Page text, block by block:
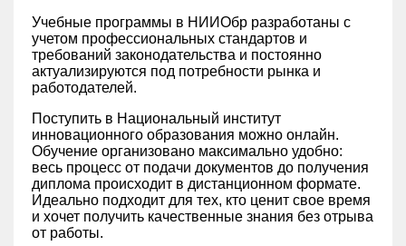
Учебные программы в НИИОбр разработаны с
учетом профессиональных стандартов и
требований законодательства и постоянно
актуализируются под потребности рынка и
работодателей.
Поступить в Национальный институт
инновационного образования можно онлайн.
Обучение организовано максимально удобно:
весь процесс от подачи документов до получения
диплома происходит в дистанционном формате.
Идеально подходит для тех, кто ценит свое время
и хочет получить качественные знания без отрыва
от работы.